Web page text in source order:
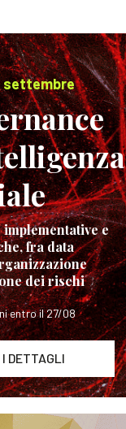
settembre
e
fra data
dei rischi
entro il 27/08
I DETTAGLI